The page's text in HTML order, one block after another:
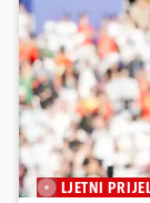
LJETNI